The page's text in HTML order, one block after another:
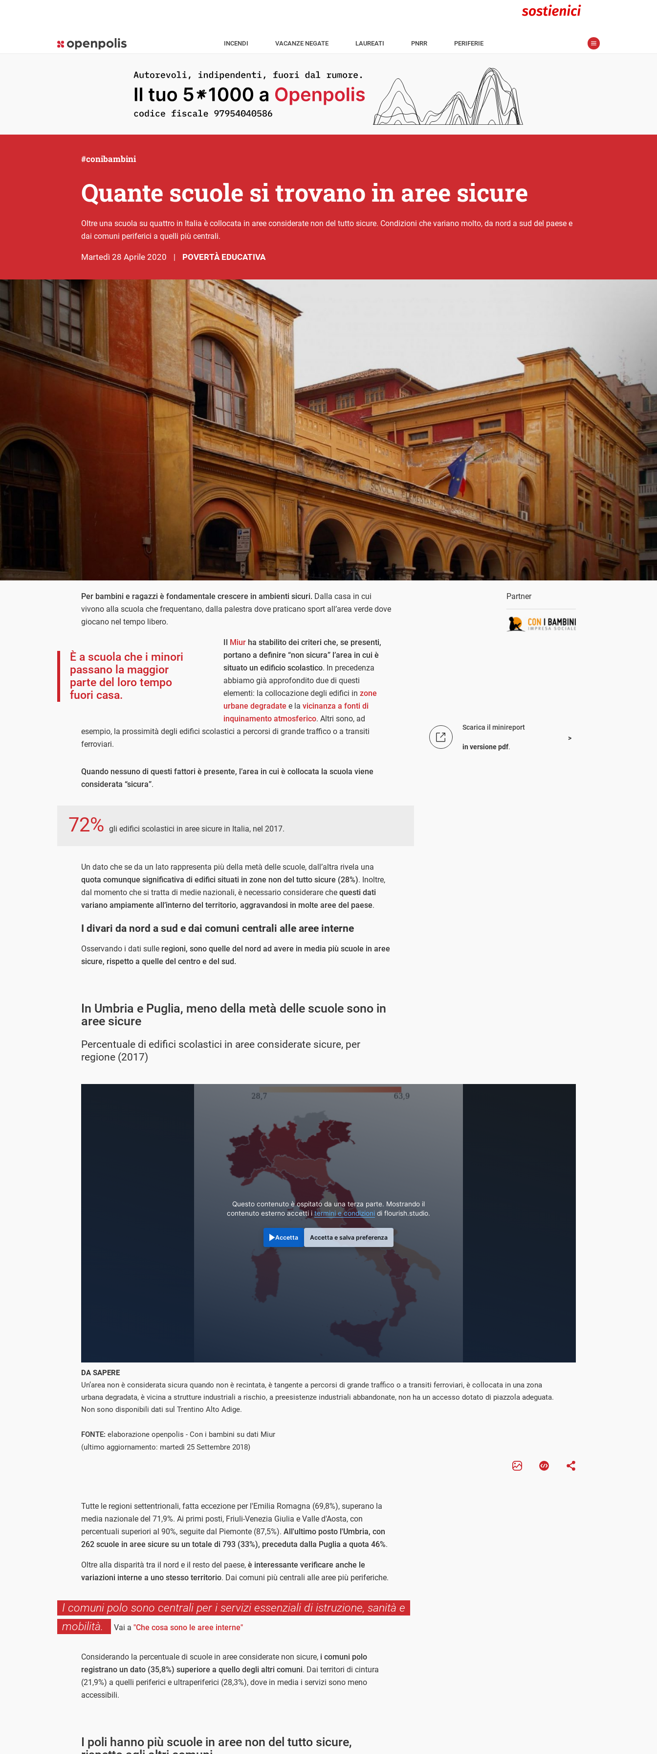
INCENDI VACANZE NEGATE LAUREATI PNRR PERIFERIE
Quante scuole si trovano in aree sicure
#conibambini
Oltre una scuola su quattro in Italia è collocata in aree considerate non del tutto sicure. Condizioni che variano molto, da nord a sud del paese e
dai comuni periferici a quelli più centrali.
martedì 28 Aprile 2020 | POVERTÀ EDUCATIVA
Partner
Per bambini e ragazzi è fondamentale crescere in ambienti sicuri. Dalla casa in cui
vivono alla scuola che frequentano, dalla palestra dove praticano sport all’area verde dove
giocano nel tempo libero.
È a scuola che i minori
passano la maggior
parte del loro tempo
fuori casa.
Il Miur ha stabilito dei criteri che, se presenti,
portano a definire “non sicura” l’area in cui è
situato un edificio scolastico. In precedenza
abbiamo già approfondito due di questi
elementi: la collocazione degli edifici in zone
urbane degradate e la vicinanza a fonti di
inquinamento atmosferico. Altri sono, ad
esempio, la prossimità degli edifici scolastici a percorsi di grande traffico o a transiti
ferroviari.
Scarica il minireport
in versione pdf.
Quando nessuno di questi fattori è presente, l’area in cui è collocata la scuola viene
considerata “sicura”.
72% gli edifici scolastici in aree sicure in Italia, nel 2017.
Un dato che se da un lato rappresenta più della metà delle scuole, dall’altra rivela una
quota comunque significativa di edifici situati in zone non del tutto sicure (28%). Inoltre,
dal momento che si tratta di medie nazionali, è necessario considerare che questi dati
variano ampiamente all’interno del territorio, aggravandosi in molte aree del paese.
I divari da nord a sud e dai comuni centrali alle aree interne
Osservando i dati sulle regioni, sono quelle del nord ad avere in media più scuole in aree
sicure, rispetto a quelle del centro e del sud.
In Umbria e Puglia, meno della metà delle scuole sono in
aree sicure
Percentuale di edifici scolastici in aree considerate sicure, per
regione (2017)
Questo contenuto è ospitato da una terza parte. Mostrando il
contenuto esterno accetti itermini e condizioni di flourish.studio.
Accetta Accetta e salva preferenza
DA SAPERE
Un’area non è considerata sicura quando non è recintata, è tangente a percorsi di grande traffico o a transiti ferroviari, è collocata in una zona
urbana degradata, è vicina a strutture industriali a rischio, a preesistenze industriali abbandonate, non ha un accesso dotato di piazzola adeguata.
Non sono disponibili dati sul Trentino Alto Adige.
FONTE: elaborazione openpolis - Con i bambini su dati Miur
(ultimo aggiornamento: martedì 25 Settembre 2018)
Tutte le regioni settentrionali, fatta eccezione per l'Emilia Romagna (69,8%), superano la
media nazionale del 71,9%. Ai primi posti, Friuli-Venezia Giulia e Valle d'Aosta, con
percentuali superiori al 90%, seguite dal Piemonte (87,5%). All'ultimo posto l'Umbria, con
262 scuole in aree sicure su un totale di 793 (33%), preceduta dalla Puglia a quota 46%.
Oltre alla disparità tra il nord e il resto del paese, è interessante verificare anche le
variazioni interne a uno stesso territorio. Dai comuni più centrali alle aree più periferiche.
I comuni polo sono centrali per i servizi essenziali di istruzione, sanità e
mobilità.
Vai a "Che cosa sono le aree interne"
Considerando la percentuale di scuole in aree considerate non sicure, i comuni polo
registrano un dato (35,8%) superiore a quello degli altri comuni. Dai territori di cintura
(21,9%) a quelli periferici e ultraperiferici (28,3%), dove in media i servizi sono meno
accessibili.
I poli hanno più scuole in aree non del tutto sicure,